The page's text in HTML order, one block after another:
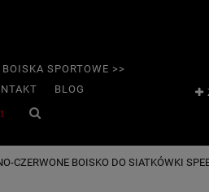
SPORTOWE >>
BLOG
CZERWONE BOISKO DO SIATKÓWKI